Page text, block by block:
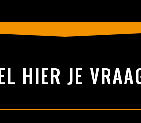
HIER JE